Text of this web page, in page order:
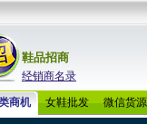
鞋品招商
经销商名录
商机 女鞋批发 微信货源